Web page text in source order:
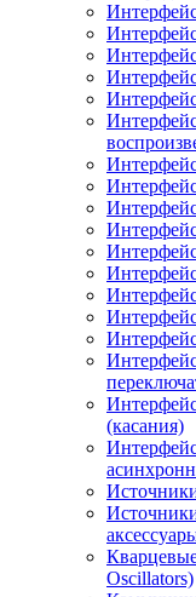
(касания)
Oscillators)